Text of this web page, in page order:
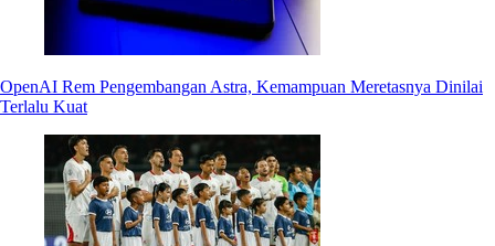
OpenAI Rem Pengembangan Astra, Kemampuan Meretasnya Dinilai
Terlalu Kuat